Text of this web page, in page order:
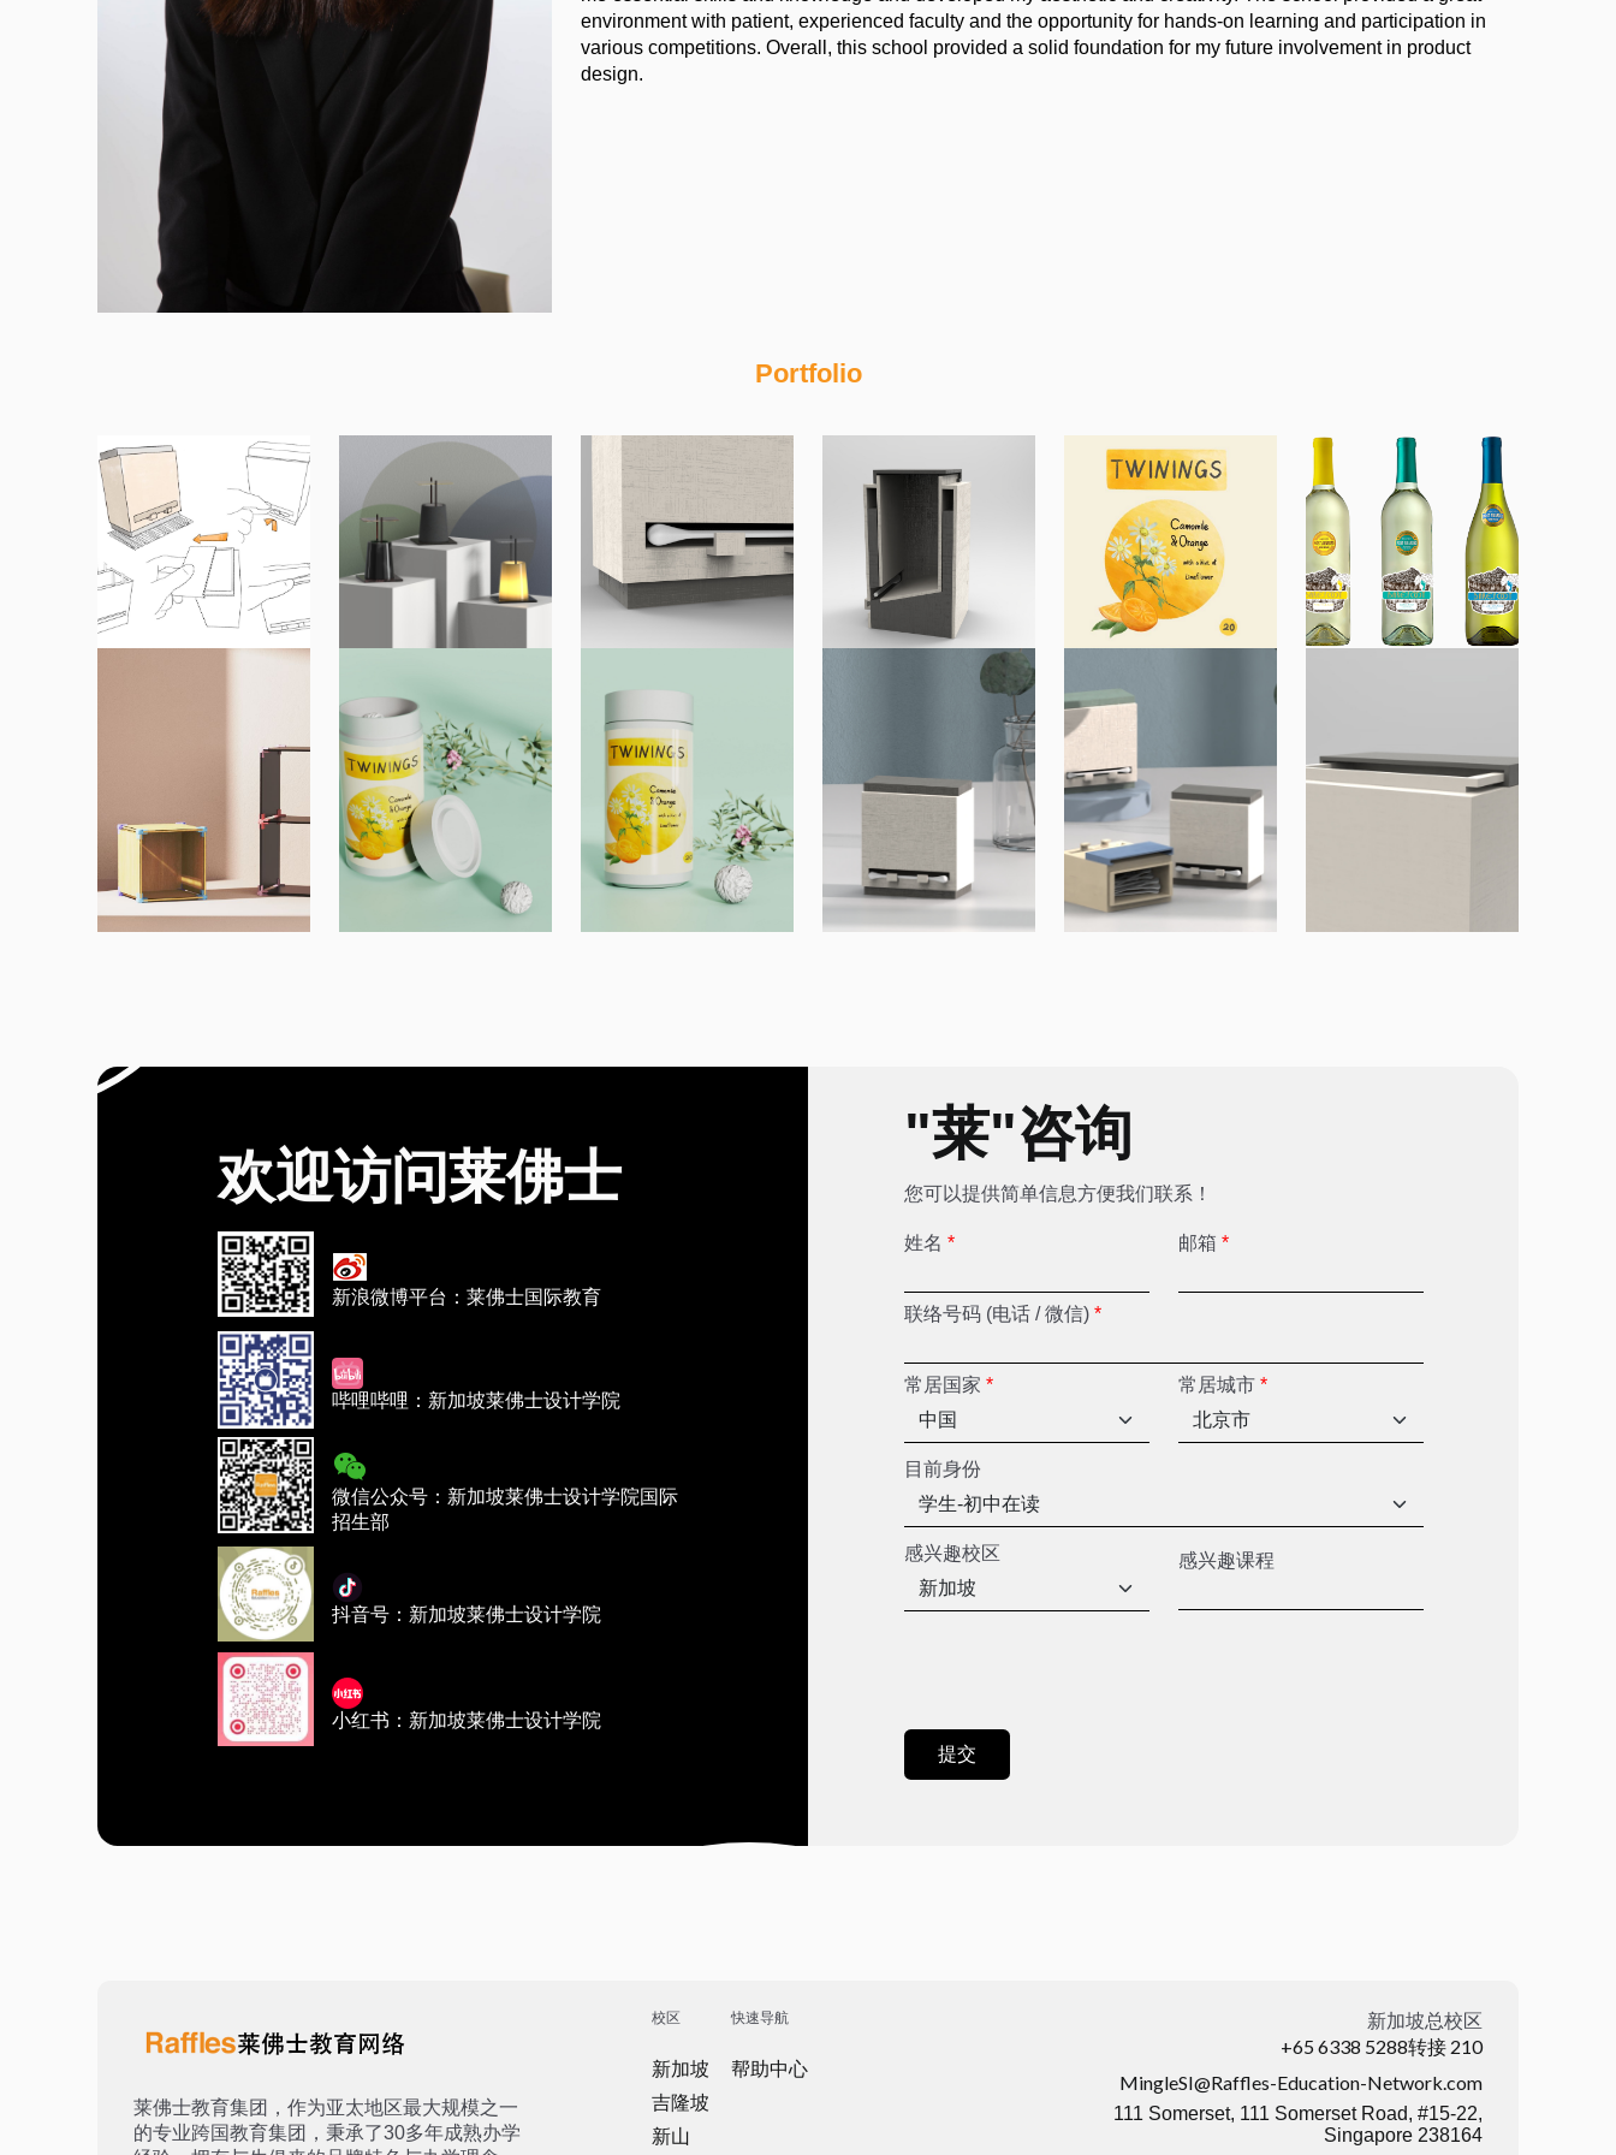
environment with patient, experienced faculty and the opportunity for hands-on learning and participation in
various competitions. Overall, this school provided a solid foundation for my future involvement in product
design.
Portfolio
欢迎访问莱佛士
新浪微博平台：莱佛士国际教育
哔哩哔哩：新加坡莱佛士设计学院
微信公众号：新加坡莱佛士设计学院国际
招生部
抖音号：新加坡莱佛士设计学院
小红书：新加坡莱佛士设计学院
"莱"咨询
您可以提供简单信息方便我们联系！
姓名 * 邮箱 *
联络号码 (电话 / 微信) *
常居国家 * 常居城市 *
目前身份
感兴趣校区 感兴趣课程
莱佛士教育集团，作为亚太地区最大规模之一
的专业跨国教育集团，秉承了30多年成熟办学
校区
新加坡
吉隆坡
新山
快速导航
帮助中心
新加坡总校区
+65 6338 5288转接 210
MingleSI@Raffles-Education-Network.com
111 Somerset, 111 Somerset Road, #15-22,
Singapore 238164